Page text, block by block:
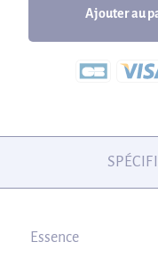
Ajouter au
Essence